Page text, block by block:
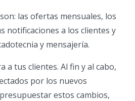
las ofertas mensuales, los
notificaciones a los clientes y
y mensajería.
a tus clientes. Al fin y al cabo,
por los nuevos
estos cambios,